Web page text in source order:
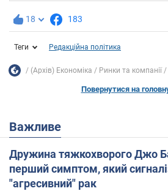
18 183
Теги Редакційна політика
(Архів) Економіка Ринки та компанії
Повернутися на
Важливе
Дружина тяжкохворого Джо
перший симптом, який
"агресивний" рак